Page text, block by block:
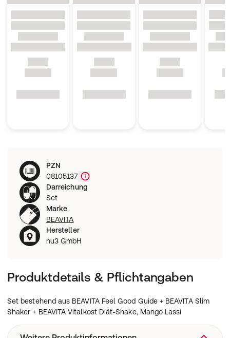
PZN
08105137
Darreichung
Set
Marke
BEAVITA
Hersteller
nu3 GmbH
Produktdetails & Pflichtangaben
Set bestehend aus BEAVITA Feel Good Guide + BEAVITA Slim
Shaker + BEAVITA Vitalkost Diät-Shake, Mango Lassi